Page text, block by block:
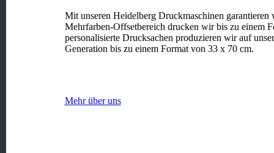
Mit unseren Heidelberg Druckmaschinen
Mehrfarben-Offsetbereich drucken wir bis zu einem
personalisierte Drucksachen produzieren wir auf
Generation bis zu einem Format von 33 x 70 cm.
Mehr über uns